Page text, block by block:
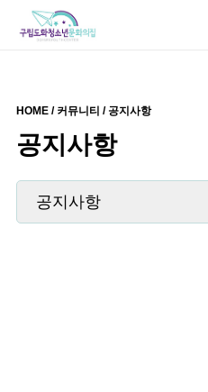
HOME / 커뮤니티 / 공지사항
공지사항
공지사항